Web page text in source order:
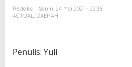
Redaksi
Senin, 24 Mei 2021 - 22:36
ACTUAL, DAERAH
Penulis: Yuli